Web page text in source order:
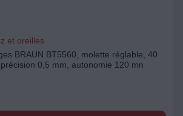
et oreilles
BRAUN BT5560, molette réglable, 40
0,5 mm, autonomie 120 mn